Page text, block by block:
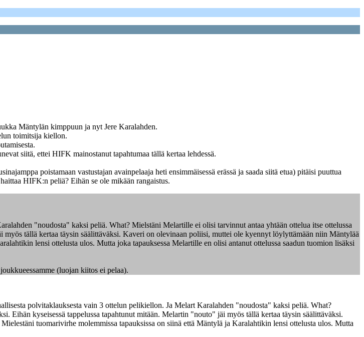
Mäntylän kimppuun ja nyt Jere Karalahden.
toimitsija kiellon.
siitä, ettei HIFK mainostanut tapahtumaa tällä kertaa lehdessä.
poistamaan vastustajan avainpelaaja heti ensimmäisessä erässä ja saada siitä etua) pitäisi puuttua
HIFK:n peliä? Eihän se ole mikään rangaistus.
"noudosta" kaksi peliä. What? Mielstäni Melartille ei olisi tarvinnut antaa yhtään ottelua itse ottelussa
tällä kertaa täysin säälittäväksi. Kaveri on olevinaan poliisi, muttei ole kyennyt löylyttämään niin Mäntylää
lensi ottelusta ulos. Mutta joka tapauksessa Melartille en olisi antanut ottelussa saadun tuomion lisäksi
(luojan kiitos ei pelaa).
polvitaklauksesta vain 3 ottelun pelikiellon. Ja Melart Karalahden "noudosta" kaksi peliä. What?
Eihän kyseisessä tappelussa tapahtunut mitään. Melartin "nouto" jäi myös tällä kertaa täysin säälittäväksi.
tuomarivirhe molemmissa tapauksissa on siinä että Mäntylä ja Karalahtikin lensi ottelusta ulos. Mutta